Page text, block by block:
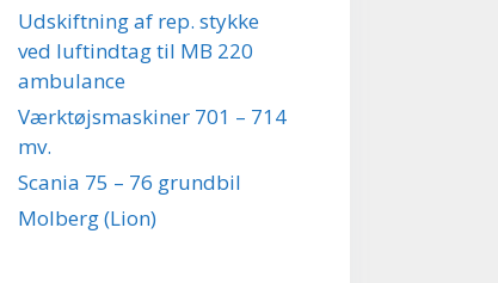
Udskiftning af rep. stykke
ved luftindtag til MB 220
ambulance
Værktøjsmaskiner 701 – 714
mv.
Scania 75 – 76 grundbil
Molberg (Lion)